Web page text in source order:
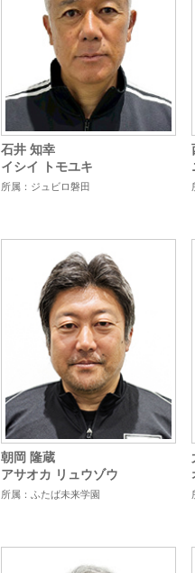
石井 知幸
イシイ トモユキ
所属：ジュビロ磐田
朝岡 隆蔵
アサオカ リュウゾウ
所属：ふたば未来学園